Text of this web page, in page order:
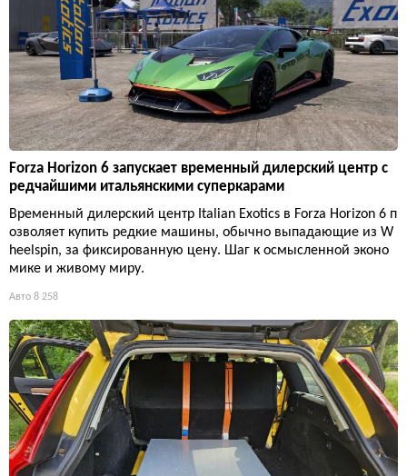
Forza Horizon 6 запускает временный дилерский центр с
редчайшими итальянскими суперкарами
Временный дилерский центр Italian Exotics в Forza Horizon 6 п
озволяет купить редкие машины, обычно выпадающие из W
heelspin, за фиксированную цену. Шаг к осмысленной эконо
мике и живому миру.
Авто 8 258